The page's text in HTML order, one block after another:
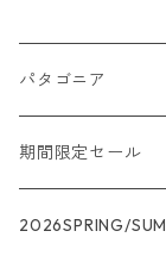
パタゴニア
メンズ
R1
ウィメンズ
期間限定セール
★★★
2026SPRING/